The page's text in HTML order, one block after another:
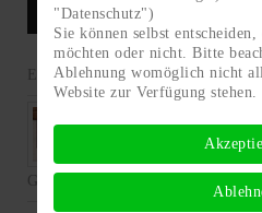
Einschneiber-Party
Grutt'n Gascha 2022
"Datenschutz")
Sie können selbst
möchten oder nicht. Bitte
Ablehnung womöglich nicht
Website zur Verfügung stehen.